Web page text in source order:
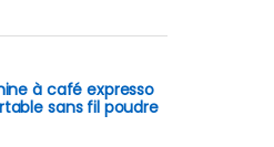
à café expresso
sans fil poudre